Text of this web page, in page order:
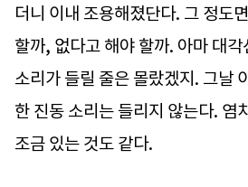
더니 이내 조용해졌단다. 그 정도
할까, 없다고 해야 할까. 아마 대각
소리가 들릴 줄은 몰랐겠지. 그날
한 진동 소리는 들리지 않는다. 염
조금 있는 것도 같다.